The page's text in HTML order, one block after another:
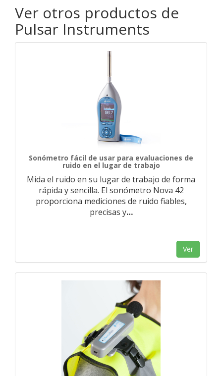
Ver otros productos de
Pulsar Instruments
Sonómetro fácil de usar para evaluaciones de
ruido en el lugar de trabajo
Mida el ruido en su lugar de trabajo de forma
rápida y sencilla. El sonómetro Nova 42
proporciona mediciones de ruido fiables,
precisas y…
Ver